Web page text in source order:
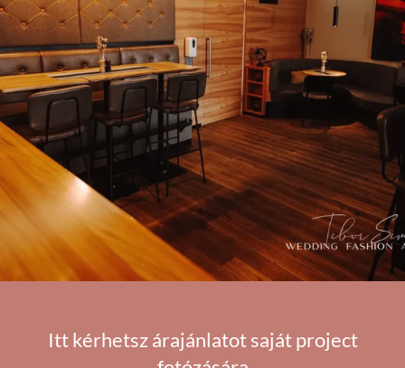
Itt kérhetsz árajánlatot saját project